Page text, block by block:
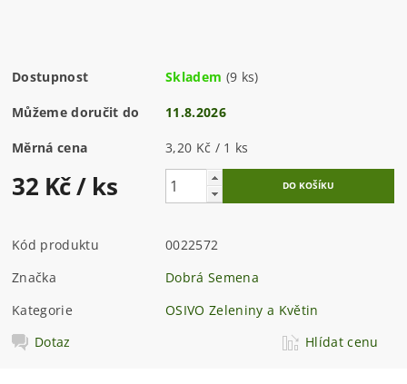
Dostupnost Skladem (9 ks)
Můžeme doručit do 11.8.2026
Měrná cena 3,20 Kč / 1 ks
32 Kč/ ks
Kód produktu
0022572
Značka
Dobrá Semena
Kategorie
OSIVO Zeleniny a Květin
Dotaz
Hlídat cenu